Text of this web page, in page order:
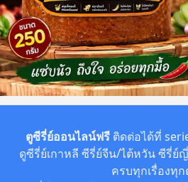
ตูซีรี่ย์ออนไลน์ฟรีติดต่อได้ที่
ดูซีรี่ย์เกาหลี ซีรี่ย์จีน/ไต้หวัน ซีรี่ย์
ครบทุกเรื่องทุ